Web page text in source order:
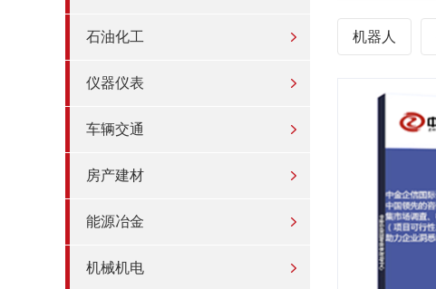
石油化工
仪器仪表
车辆交通
房产建材
能源冶金
机械机电
机器人